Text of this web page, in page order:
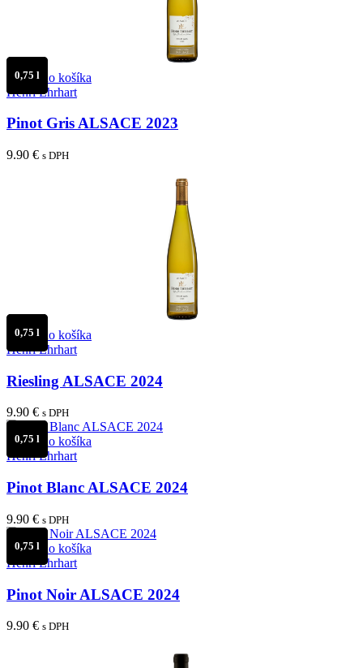
Pridať do košíka
Henri Ehrhart
Pinot Gris ALSACE 2023
9.90 € s DPH
0,75 l
Pridať do košíka
Henri Ehrhart
Riesling ALSACE 2024
9.90 € s DPH
0,75 l
Pridať do košíka
Henri Ehrhart
Pinot Blanc ALSACE 2024
9.90 € s DPH
0,75 l
Pridať do košíka
Henri Ehrhart
Pinot Noir ALSACE 2024
9.90 € s DPH
0,75 l